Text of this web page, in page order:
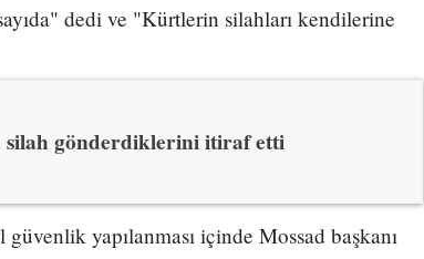
dedi ve "Kürtlerin silahları kendilerine
gönderdiklerini itiraf etti
yapılanması içinde Mossad başkanı